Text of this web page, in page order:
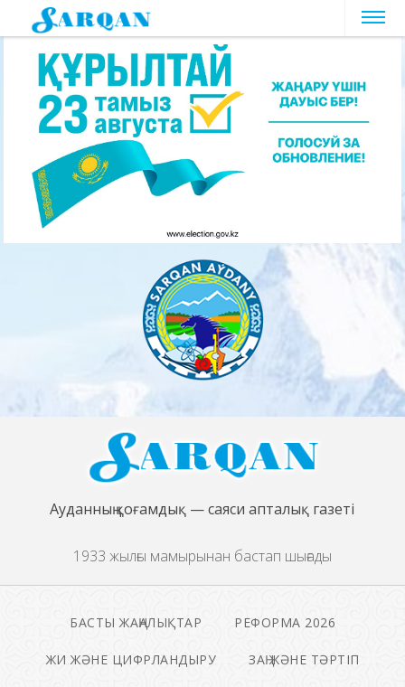
Ауданның қоғамдық — саяси апталық газеті
1933 жылғы мамырынан бастап шығады
БАСТЫ ЖАҢАЛЫҚТАР РЕФОРМА 2026
ЖИ ЖӘНЕ ЦИФРЛАНДЫРУ ЗАҢ ЖӘНЕ ТӘРТІП